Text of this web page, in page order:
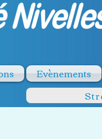
Evènements